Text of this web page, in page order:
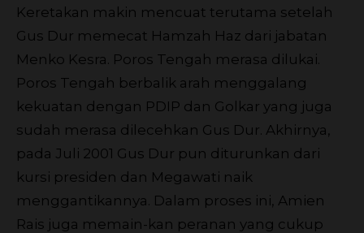
Keretakan makin mencuat terutama setelah
Gus Dur memecat Hamzah Haz dari jabatan
Menko Kesra. Poros Tengah merasa dilukai.
Poros Tengah berbalik arah menggalang
kekuatan dengan PDIP dan Golkar yang juga
sudah merasa dilecehkan Gus Dur. Akhirnya,
pada Juli 2001 Gus Dur pun diturunkan dari
kursi presiden dan Megawati naik
menggantikannya. Dalam proses ini, Amien
Rais juga memain-kan peranan yang cukup